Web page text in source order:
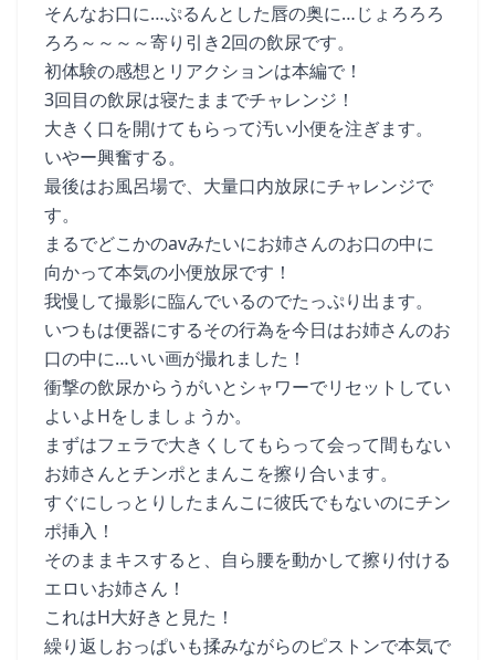
そんなお口に…ぷるんとした唇の奥に…じょろろろ
ろろ～～～～寄り引き2回の飲尿です。
初体験の感想とリアクションは本編で！
3回目の飲尿は寝たままでチャレンジ！
大きく口を開けてもらって汚い小便を注ぎます。
いやー興奮する。
最後はお風呂場で、大量口内放尿にチャレンジで
す。
まるでどこかのavみたいにお姉さんのお口の中に
向かって本気の小便放尿です！
我慢して撮影に臨んでいるのでたっぷり出ます。
いつもは便器にするその行為を今日はお姉さんのお
口の中に…いい画が撮れました！
衝撃の飲尿からうがいとシャワーでリセットしてい
よいよHをしましょうか。
まずはフェラで大きくしてもらって会って間もない
お姉さんとチンポとまんこを擦り合います。
すぐにしっとりしたまんこに彼氏でもないのにチン
ポ挿入！
そのままキスすると、自ら腰を動かして擦り付ける
エロいお姉さん！
これはH大好きと見た！
繰り返しおっぱいも揉みながらのピストンで本気で